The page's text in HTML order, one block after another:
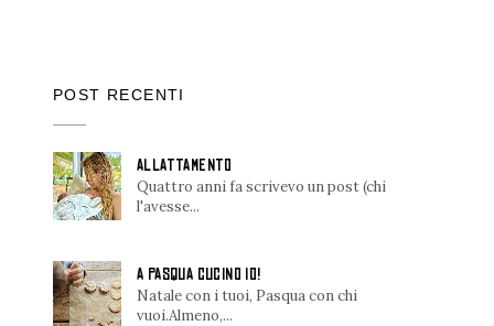
POST RECENTI
ALLATTAMENTO
Quattro anni fa scrivevo un post (chi
l'avesse...
A PASQUA CUCINO IO!
Natale con i tuoi, Pasqua con chi
vuoi.Almeno,...